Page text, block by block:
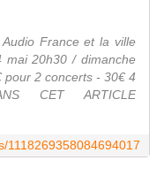
France et la ville
mai 20h30 / dimanche
2 concerts - 30€ 4
CET ARTICLE
1118269358084694017